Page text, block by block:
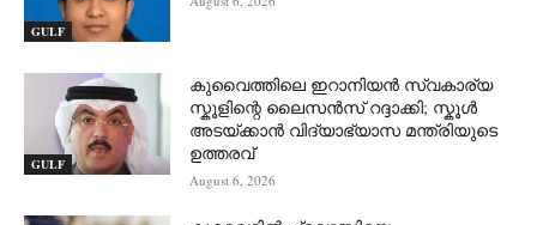
GULF
GULF
കുവൈത്തിലെ ഇറാനിയൻ സ്വകാര്യ
സ്കൂളിന്റെ ലൈസൻസ് റദ്ദാക്കി; സ്കൂൾ
അടയ്ക്കാൻ വിദ്യാഭ്യാസ മന്ത്രിയുടെ
ഉത്തരവ്
August 6, 2026